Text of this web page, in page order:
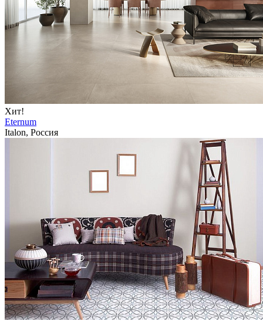
Хит!
Eternum
Italon, Россия